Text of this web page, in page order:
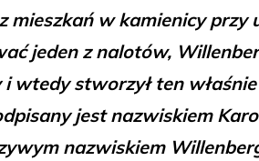
mieszkań w kamienicy przy
jeden z nalotów,
wtedy stworzył ten
jest nazwiskiem
nazwiskiem